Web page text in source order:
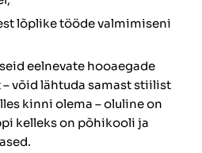
lõplike tööde valmimiseni
eelnevate hooaegade
võid lähtuda samast stiilist
kinni olema – oluline on
kelleks on põhikooli ja